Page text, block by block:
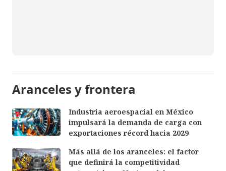
Aranceles y frontera
Industria aeroespacial en México
impulsará la demanda de carga con
exportaciones récord hacia 2029
Más allá de los aranceles: el factor
que definirá la competitividad